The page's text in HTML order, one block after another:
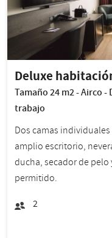
Deluxe
Tamaño 24 m2 - Airco
trabajo
Dos camas
amplio escritorio,
ducha, secador de pelo
permitido.
2